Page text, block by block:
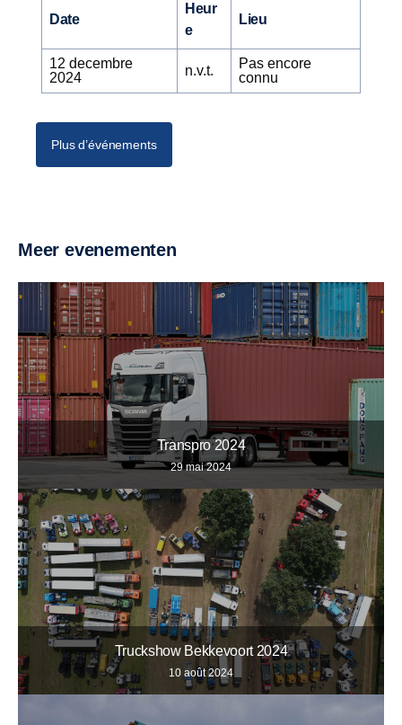
Date
Heur
e
Lieu
12 decembre
2024
n.v.t.
Pas encore
connu
Plus d’événements
Meer evenementen
Transpro 2024
29 mai 2024
Truckshow Bekkevoort 2024
10 août 2024